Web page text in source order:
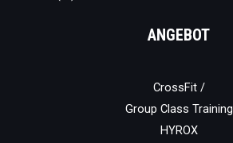
ANGEBOT
CrossFit /
Group Class Training
HYROX